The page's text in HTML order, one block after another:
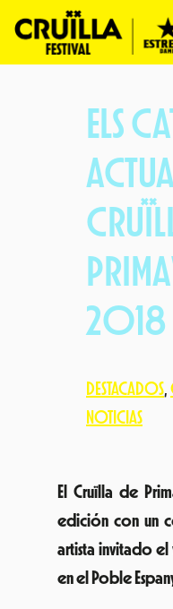
ELS
2018
DESTACADOS,
NOTICIAS
El Cruïlla de
edición con un
artista invitado
en el Poble